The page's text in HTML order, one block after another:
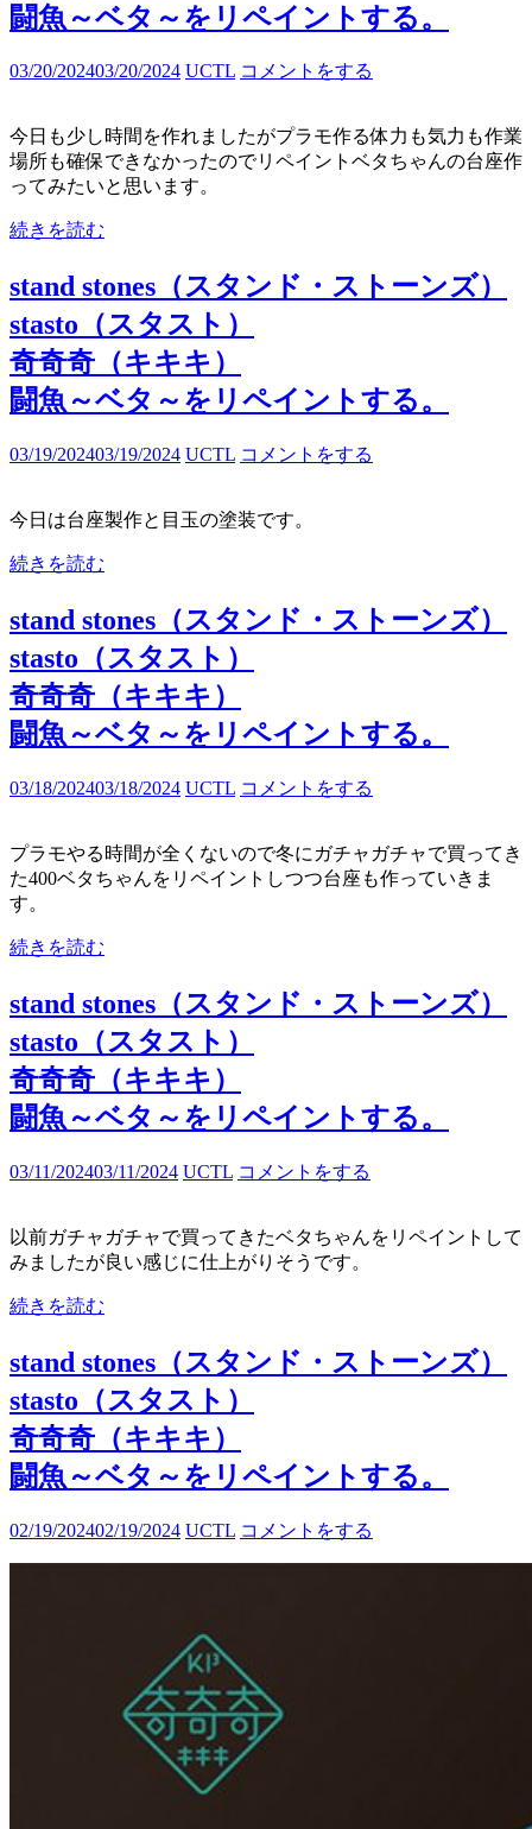
闘魚～ベタ～をリペイントする。
03/20/202403/20/2024 UCTL コメントをする
今日も少し時間を作れましたがプラモ作る体力も気力も作業
場所も確保できなかったのでリペイントベタちゃんの台座作
ってみたいと思います。
続きを読む
stand stones（スタンド・ストーンズ）
stasto（スタスト）
奇奇奇（キキキ）
闘魚～ベタ～をリペイントする。
03/19/202403/19/2024 UCTL コメントをする
今日は台座製作と目玉の塗装です。
続きを読む
stand stones（スタンド・ストーンズ）
stasto（スタスト）
奇奇奇（キキキ）
闘魚～ベタ～をリペイントする。
03/18/202403/18/2024 UCTL コメントをする
プラモやる時間が全くないので冬にガチャガチャで買ってき
た400ベタちゃんをリペイントしつつ台座も作っていきま
す。
続きを読む
stand stones（スタンド・ストーンズ）
stasto（スタスト）
奇奇奇（キキキ）
闘魚～ベタ～をリペイントする。
03/11/202403/11/2024 UCTL コメントをする
以前ガチャガチャで買ってきたベタちゃんをリペイントして
みましたが良い感じに仕上がりそうです。
続きを読む
stand stones（スタンド・ストーンズ）
stasto（スタスト）
奇奇奇（キキキ）
闘魚～ベタ～をリペイントする。
02/19/202402/19/2024 UCTL コメントをする